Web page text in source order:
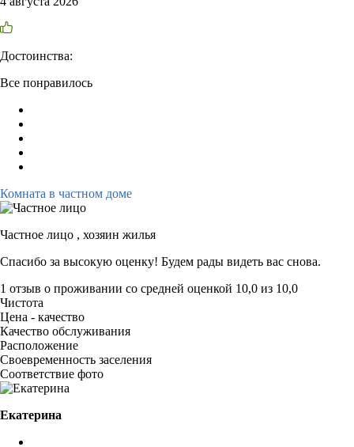
Достоинства:
Все понравилось
Комната в частном доме
Частное лицо , хозяин жилья
Спасибо за высокую оценку! Будем рады видеть вас снова.
1 отзыв о проживании со средней оценкой 10,0 из 10,0
Чистота
Цена - качество
Качество обслуживания
Расположение
Своевременность заселения
Соответствие фото
Екатерина